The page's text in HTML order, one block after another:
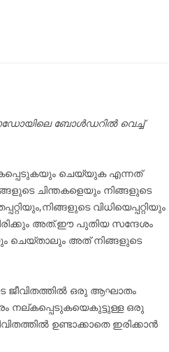
ബോൾഡറിൽ വെച്ച്
ചെയ്യുക എന്നത്
ചിന്തകളെയും നിങ്ങളുടെ
വിധിയെപ്പറ്റിയും
അത്.ഈ പുതിയ സന്ദേശം
ചെയ്താലും അത് നിങ്ങളുടെ
ജീവിതത്തിൽ ഒരു ആഘാതം
നല്കപ്പെടുകയെകുട്ടുള്ള ഒരു
ഉണ്ടാക്കാതെ ഇരിക്കാൻ